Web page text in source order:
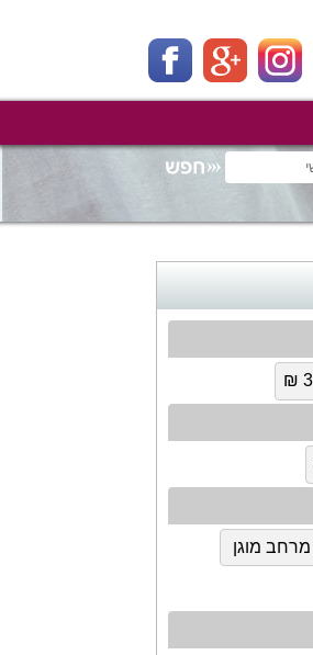
מרחב מוגן